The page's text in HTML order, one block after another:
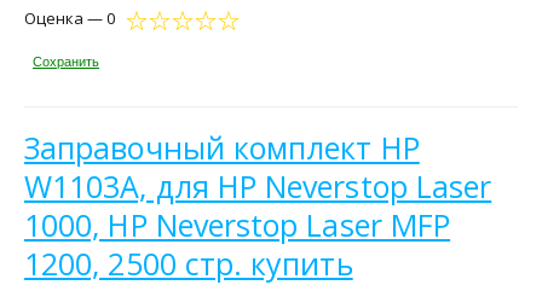
Оценка — 0
Сохранить
Заправочный комплект HP
W1103A, для HP Neverstop Laser
1000, HP Neverstop Laser MFP
1200, 2500 стр. купить